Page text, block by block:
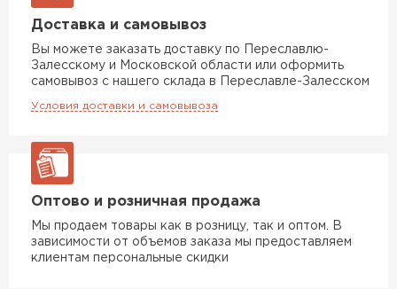
Доставка и самовывоз
Вы можете заказать доставку по Переславлю-
Залесскому и Московской области или оформить
самовывоз с нашего склада в Переславле-Залесском
Условия доставки и самовывоза
Оптово и розничная продажа
Мы продаем товары как в розницу, так и оптом. В
зависимости от объемов заказа мы предоставляем
клиентам персональные скидки